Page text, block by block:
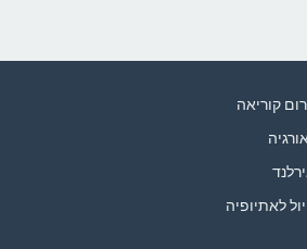
קוריאה
לאתיופיה